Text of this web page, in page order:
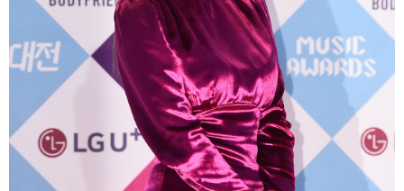
新华电视中文 新华电视英文 返回PC